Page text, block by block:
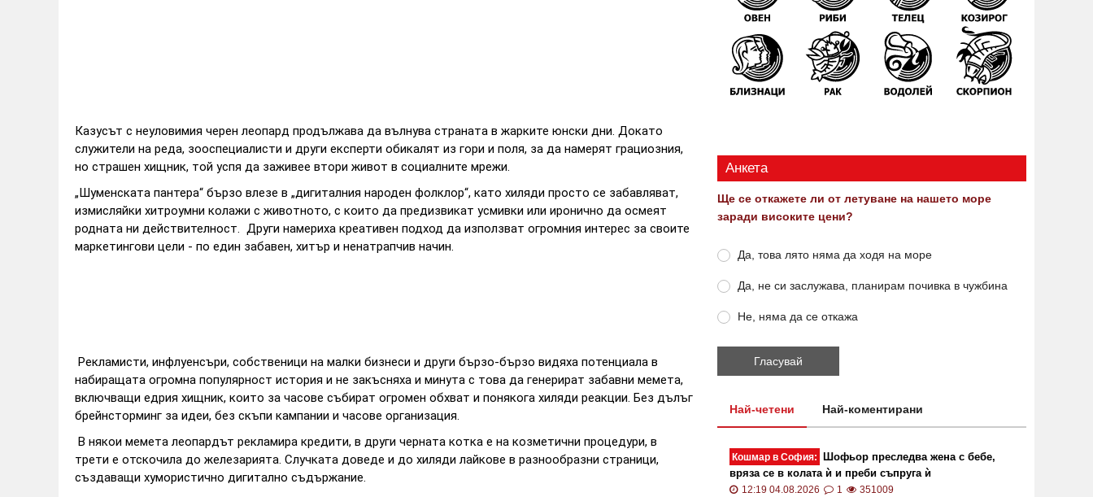
Казусът с неуловимия черен леопард продължава да вълнува страната в жарките юнски дни. Докато
служители на реда, зооспециалисти и други експерти обикалят из гори и поля, за да намерят грациозния,
но страшен хищник, той успя да заживее втори живот в социалните мрежи.
„Шуменската пантера“ бързо влезе в „дигиталния народен фолклор“, като хиляди просто се забавляват,
измисляйки хитроумни колажи с животното, с които да предизвикат усмивки или иронично да осмеят
родната ни действителност. Други намериха креативен подход да използват огромния интерес за своите
маркетингови цели - по един забавен, хитър и ненатрапчив начин.
Рекламисти, инфлуенсъри, собственици на малки бизнеси и други бързо-бързо видяха потенциала в
набиращата огромна популярност история и не закъсняха и минута с това да генерират забавни мемета,
включващи едрия хищник, които за часове събират огромен обхват и понякога хиляди реакции. Без дълъг
брейнсторминг за идеи, без скъпи кампании и часове организация.
В някои мемета леопардът рекламира кредити, в други черната котка е на козметични процедури, в
трети е отскочила до железарията. Случката доведе и до хиляди лайкове в разнообразни страници,
създаващи хумористично дигитално съдържание.
Анкета
Ще се откажете ли от летуване на нашето море
заради високите цени?
Да, това лято няма да ходя на море
Да, не си заслужава, планирам почивка в чужбина
Не, няма да се откажа
Най-четени Най-коментирани
Кошмар в София:
Шофьор преследва жена с бебе,
вряза се в колата ѝ и преби съпруга ѝ
12:19 04.08.2026 1 351009